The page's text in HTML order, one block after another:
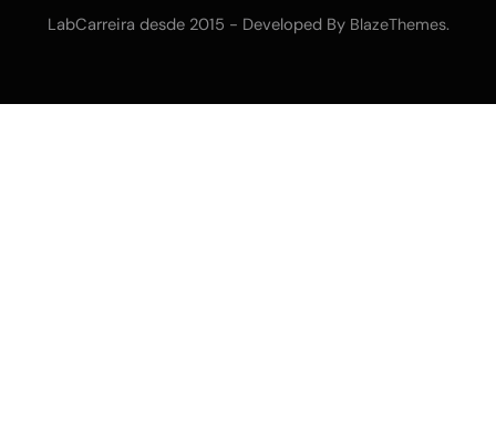
LabCarreira desde 2015 - Developed By BlazeThemes.